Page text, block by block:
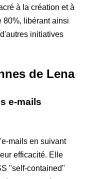
à la création et à
80%, libérant ainsi
initiatives
de Lena
e-mails
mails en suivant
efficacité. Elle
"self-contained"